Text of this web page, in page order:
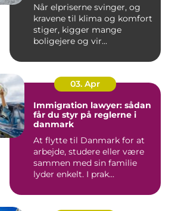
Når elpriserne svinger, og
kravene til klima og komfort
stiger, kigger mange
boligejere og vir...
03. Apr
Immigration lawyer: sådan
får du styr på reglerne i
danmark
At flytte til Danmark for at
arbejde, studere eller være
sammen med sin familie
lyder enkelt. I prak...